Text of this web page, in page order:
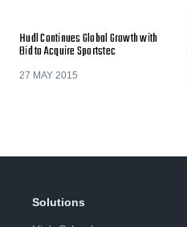
Hudl Continues Global Growth with
Bid to Acquire Sportstec
27 MAY 2015
Solutions